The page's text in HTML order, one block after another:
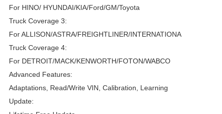
For HINO/ HYUNDAI/KIA/Ford/GM/Toyota
Truck Coverage 3:
For ALLISON/ASTRA/FREIGHTLINER/INTERNATIONA
Truck Coverage 4:
For DETROIT/MACK/KENWORTH/FOTON/WABCO
Advanced Features:
Adaptations, Read/Write VIN, Calibration, Learning
Update: